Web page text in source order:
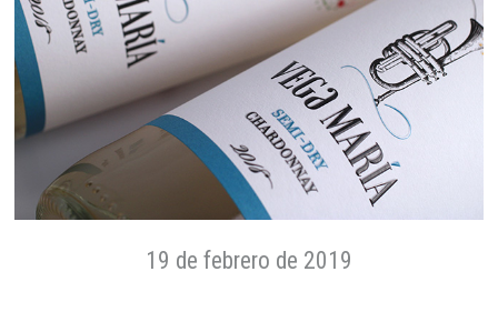
19 de febrero de 2019